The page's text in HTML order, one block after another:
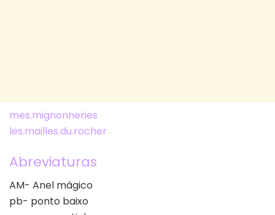
mes.mignonneries
les.mailles.du.rocher
Abreviaturas
AM- Anel mágico
pb- ponto baixo